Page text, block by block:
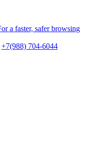
+7(988) 704-6044